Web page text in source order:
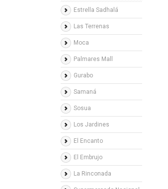
Estrella Sadhalá
Las Terrenas
Moca
Palmares Mall
Gurabo
Samaná
Sosua
Los Jardines
El Encanto
El Embrujo
La Rinconada